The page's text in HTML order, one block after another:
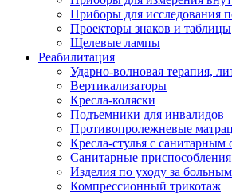
Приборы для исследования
Проекторы знаков и таблицы
Щелевые лампы
Реабилитация
Ударно-волновая терапия,
Вертикализаторы
Кресла-коляски
Подъемники для инвалидов
Противопролежневые
Кресла-стулья с
Санитарные приспособления
Изделия по уходу за
Компрессионный трикотаж